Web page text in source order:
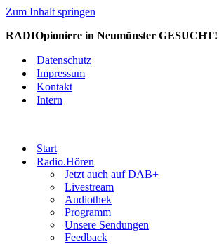
Zum Inhalt springen
RADIOpioniere in Neumünster GESUCHT!
Datenschutz
Impressum
Kontakt
Intern
Start
Radio.Hören
Jetzt auch auf DAB+
Livestream
Audiothek
Programm
Unsere Sendungen
Feedback